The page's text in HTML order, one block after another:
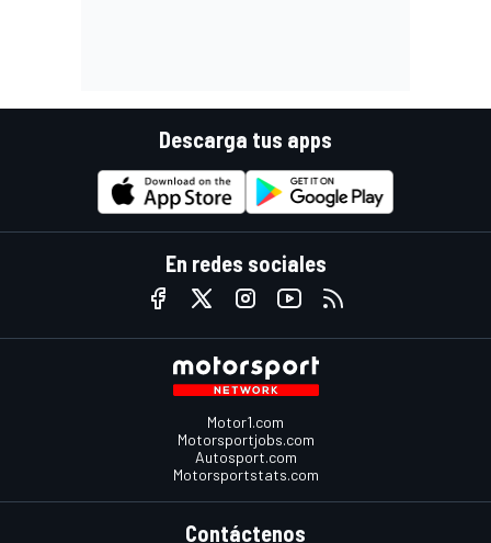
Descarga tus apps
En redes sociales
Motor1.com
Motorsportjobs.com
Autosport.com
Motorsportstats.com
Contáctenos